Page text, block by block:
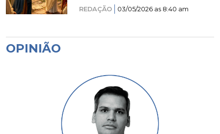
REDAÇÃO 03/05/2026 as 8:40 am
OPINIÃO